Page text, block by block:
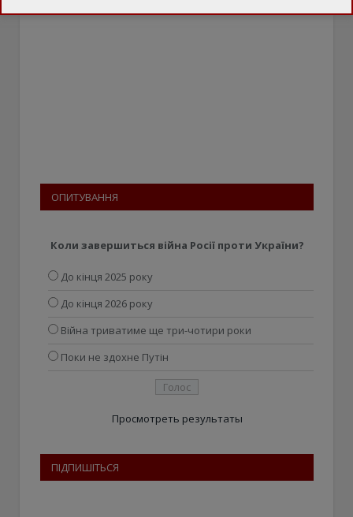
ОПИТУВАННЯ
Коли завершиться війна Росії проти України?
До кінця 2025 року
До кінця 2026 року
Війна триватиме ще три-чотири роки
Поки не здохне Путін
Просмотреть результаты
ПІДПИШІТЬСЯ